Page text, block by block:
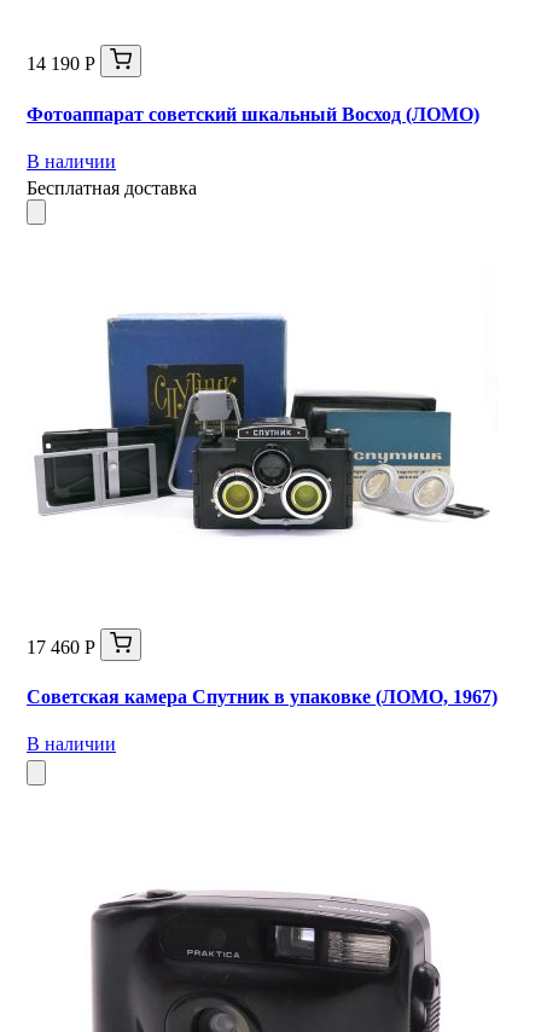
14 190 Р
Фотоаппарат советский шкальный Восход (ЛОМО)
В наличии
Бесплатная доставка
17 460 Р
Советская камера Спутник в упаковке (ЛОМО, 1967)
В наличии